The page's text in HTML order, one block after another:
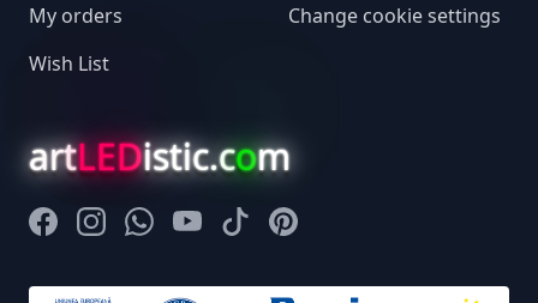
My orders
Wish List
Change cookie settings
artLEDistic.com
FacebookInstagramWhatsappYoutubeTiktokPinterest